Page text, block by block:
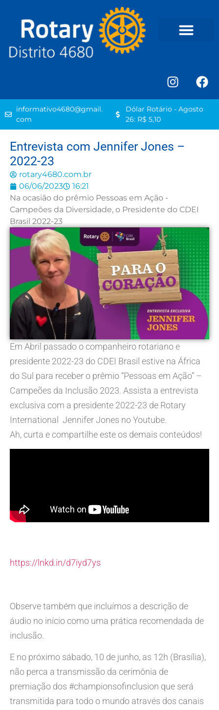
informativo4680@gmail.
com
Dólar Rotário - Agosto
26: R$ 5,10
Entrevista com Jennifer Jones –
2022-23
rotary4680.com.br
06/06/2023
16:21
Na ocasião do prêmio Pessoas em Ação -
Campeões da Diversidade, o Presidente do CDEI
Brasil 2022-23
Em Abril passado o companheiro rotariano e
presidente 2022-23 do CDEI Brasil estive na África
do Sul para receber o prêmio “Pessoas em Ação” –
Campeões da Inclusão 2023. Assista a entrevista
exclusiva com a presidente 2022-23 de Rotary
International Jennifer Jones no Youtube.
Ah, curta e compartilhe este os demais conteúdos!
https://lnkd.in/d7iyd7ys
Observe também que incluímos a descrição de
áudio no início como uma prática recomendada de
inclusão.
E no próximo sábado, 10 de junho, as 12h (Brasília),
não perca a transmissão da cerimônia de
premiação dos #championsofinclusion que será
transmitida para todo o mundo através dos canais